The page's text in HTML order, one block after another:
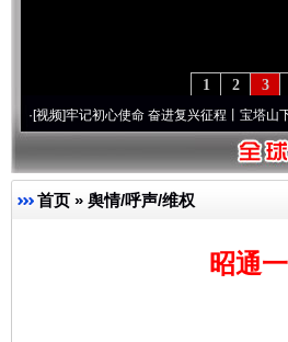
3
2
1
记初心使命 奋进复兴征程丨宝塔山下好光景..·[
首页 » 舆情/呼声/维权
昭通